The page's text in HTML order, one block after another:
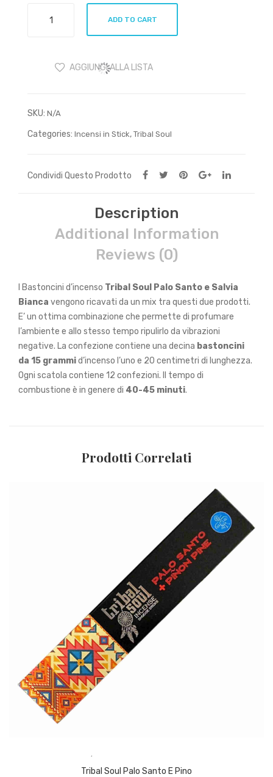
quantity
ADD TO CART
AGGIUNGI ALLA LISTA
SKU: N/A
Categories: Incensi in Stick, Tribal Soul
Condividi Questo Prodotto
Description
Additional Information
Reviews (0)
I Bastoncini d’incenso Tribal Soul Palo Santo e Salvia
Bianca vengono ricavati da un mix tra questi due prodotti.
E’ un ottima combinazione che permette di profumare
l’ambiente e allo stesso tempo ripulirlo da vibrazioni
negative. La confezione contiene una decina bastoncini
da 15 grammid’incenso l’uno e 20 centimetri di lunghezza.
Ogni scatola contiene 12 confezioni. Il tempo di
combustione è in genere di 40-45 minuti.
Prodotti Correlati
,
Tribal Soul Palo Santo E Pino